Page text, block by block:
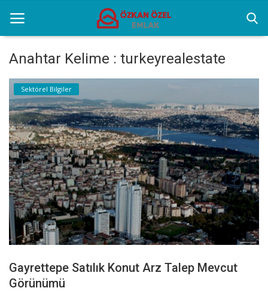
Anasayfa
Sektörel Bilgiler
Gayrettepe Binalar
Galeri
İletişim
Türkçe
Anahtar Kelime : turkeyrealestate
Sektörel Bilgiler
Gayrettepe Satılık Konut Arz Talep Mevcut
Görünümü